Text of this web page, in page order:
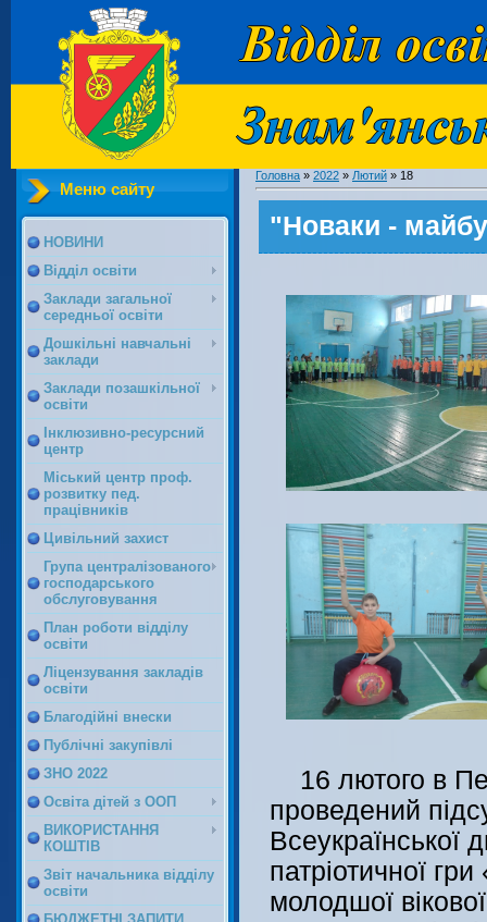
Меню сайту
НОВИНИ
Відділ освіти
Заклади загальної
середньої освіти
Дошкільні навчальні
заклади
Заклади позашкільної
освіти
Інклюзивно-ресурсний
центр
Міський центр проф.
розвитку пед.
працівників
Цивільний захист
Група централізованого
господарського
обслуговування
План роботи відділу
освіти
Ліцензування закладів
освіти
Благодійні внески
Публічні закупівлі
ЗНО 2022
Освіта дітей з ООП
ВИКОРИСТАННЯ
КОШТІВ
Звіт начальника відділу
освіти
Головна » 2022 » Лютий » 18
"Новаки -
16 лютого в
проведений
Всеукраїнської
патріотичної
молодшої